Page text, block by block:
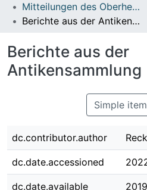
Mitteilungen des Oberhessischen Geschichtsvereins Gießen Vol. 092 (2007)
Berichte aus der Antikensammlung
Berichte aus der
Antikensammlung
Simple
dc.contributor.author
dc.date.accessioned
dc.date.available